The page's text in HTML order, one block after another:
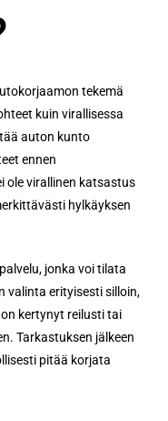
tekemä
kuin virallisessa
auton kunto
ennen
ole virallinen katsastus
hylkäyksen
jonka voi tilata
valinta erityisesti silloin,
kertynyt reilusti tai
Tarkastuksen jälkeen
pitää korjata